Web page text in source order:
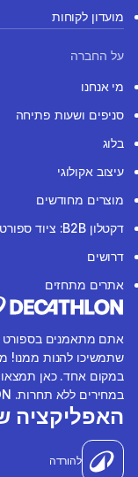
מועדון לקוחות
על החברה
מי אנחנו
סניפים ושעות פתיחה
בלוג
עיצוב אקולוגי
מוצרים מחודשים
דקטלון B2B: ציוד ספורט למוסדות
דרושים
אתרים מתחזים
אתם מתאמנים בספורט
שתמשיכו להנות ממנו!
במקום אחד. כאן תמצאו
במחירים ללא תחרות. DECATHLON. עושים ספורט יחד!
האפליקציה
להורדה